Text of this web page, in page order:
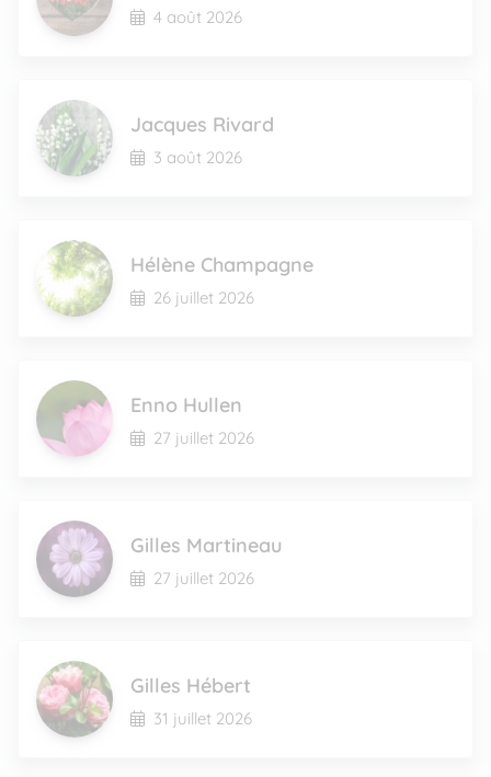
4 août 2026
Jacques Rivard
3 août 2026
Hélène Champagne
26 juillet 2026
Enno Hullen
27 juillet 2026
Gilles Martineau
27 juillet 2026
Gilles Hébert
31 juillet 2026